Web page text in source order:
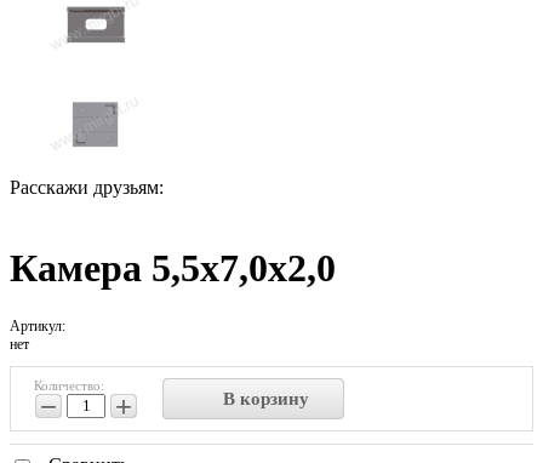
Расскажи друзьям:
Камера 5,5x7,0x2,0
Артикул:
нет
Количество:
− + В корзину